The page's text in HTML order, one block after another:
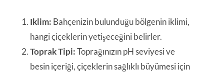
Iklim: Bahçenizin bulunduğu bölgenin iklimi,
hangi çiçeklerin yetişeceğini belirler.
Toprak Tipi:Toprağınızın pH seviyesi ve
besin içeriği, çiçeklerin sağlıklı büyümesi için